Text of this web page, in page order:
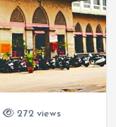
272 views